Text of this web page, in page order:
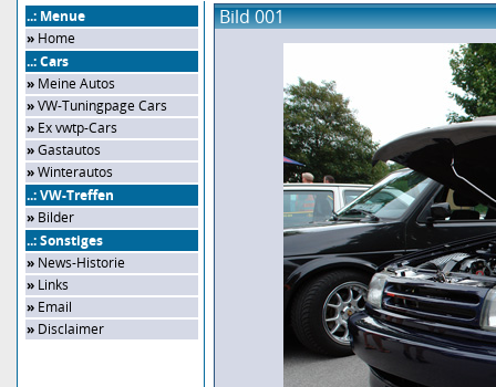
..: Menue
» Home
..: Cars
» Meine Autos
»VW-Tuningpage Cars
» Ex vwtp-Cars
»Gastautos
»Winterautos
..: VW-Treffen
» Bilder
..: Sonstiges
» News-Historie
» Links
» Email
» Disclaimer
Bild 001